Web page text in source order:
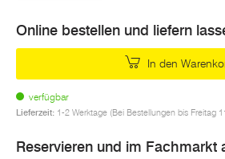
Online bestellen und liefern
In den
verfügbar
Lieferzeit: 1-2 Werktage (Bei Bestellungen bis Freitag
Reservieren und im Fachmarkt